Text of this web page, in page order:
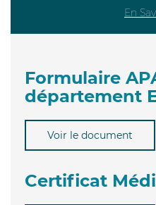
En
Formulaire
département
Voir le document
Certificat